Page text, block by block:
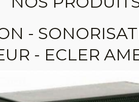
-
- ECLER